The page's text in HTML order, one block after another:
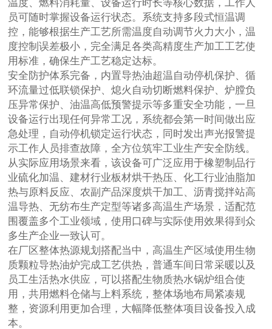
员可随时掌握设备运行状态。系统支持多段式恒温调
控，能够根据生产工艺所需温度自动调节火力大小，温
度控制误差极小，完全满足各类高精度生产加工工艺使
用标准，确保生产工艺稳定达标。
安全防护体系完备，内置导热油超温自动停机保护、循
环流量过低联锁保护、熄火自动切断燃料保护、炉膛负
压异常保护、油温高低预警提示等多重安全功能，一旦
设备运行出现任何异常工况，系统都会第一时间做出应
急处理，自动停机锁定运行状态，同时发出声光报警提
示工作人员排查故障，全方位筑牢工业生产安全防线。
从实际应用场景来看，该设备可广泛应用于橡塑制品行
业硫化加温、建材行业板材烘干热压、化工行业油脂加
热与原料反应、农副产品深度烘干加工、沥青搅拌站高
温导热、无纺布生产定型等诸多高温生产场景，适配范
围覆盖多个工业领域，使用口碑与实际使用效果得到众
多生产企业一致认可。
在厂区整体热源规划搭配当中，高温生产区域使用生物
质颗粒导热油炉完成工艺供热，普通车间日常采暖以及
员工生活热水供应，可以搭配生物质热水锅炉组合使
用，共用燃料仓储与上料系统，整体场地布局紧凑规
整，资源利用更加合理，大幅降低整体项目设备投入成
本。